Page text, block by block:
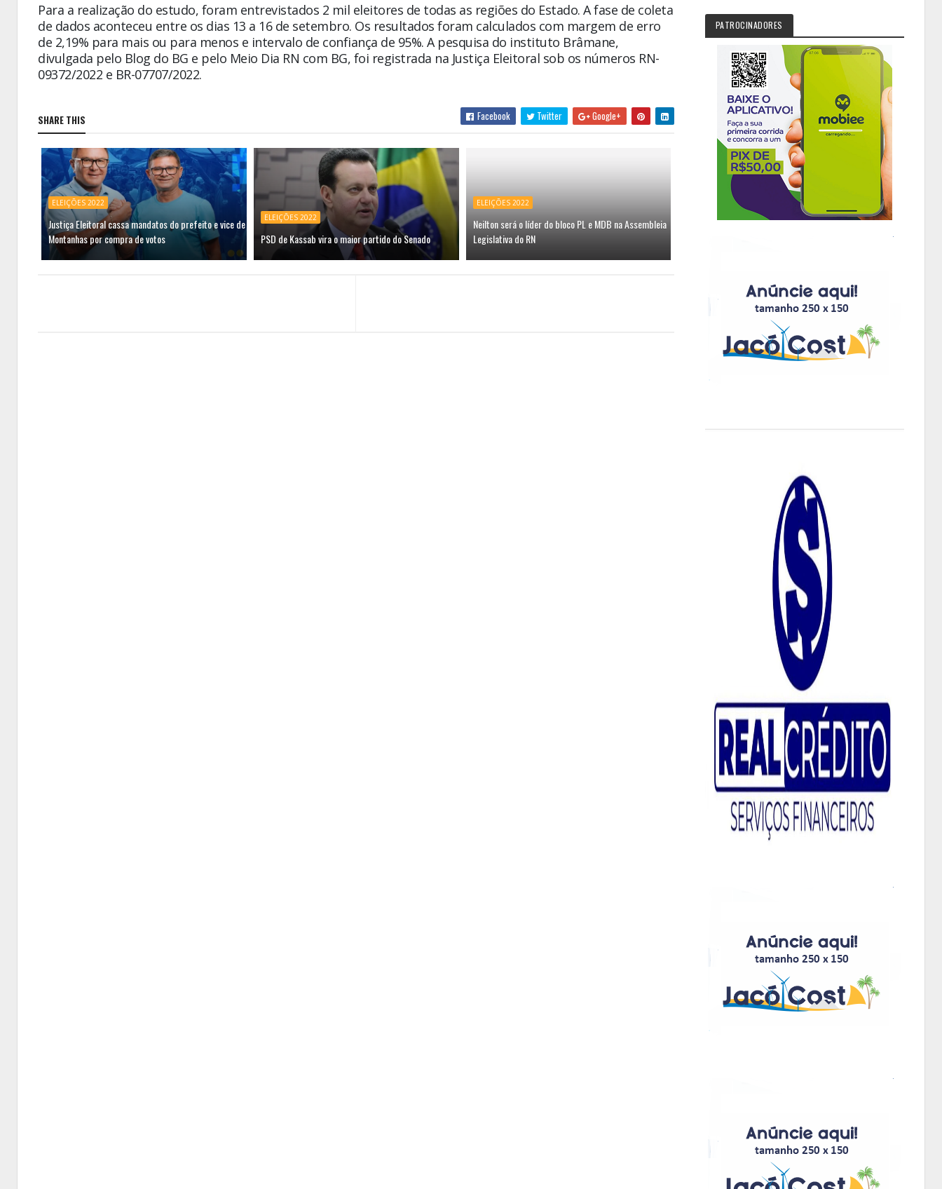
Para a realização do estudo, foram entrevistados 2 mil eleitores de todas as regiões do Estado. A fase de coleta
de dados aconteceu entre os dias 13 a 16 de setembro. Os resultados foram calculados com margem de erro
de 2,19% para mais ou para menos e intervalo de confiança de 95%. A pesquisa do instituto Brâmane,
divulgada pelo Blog do BG e pelo Meio Dia RN com BG, foi registrada na Justiça Eleitoral sob os números RN-
09372/2022 e BR-07707/2022.
SHARE THIS Facebook Twitter Google+
ELEIÇÕES 2022
Justiça Eleitoral cassa mandatos do prefeito e vice de
Montanhas por compra de votos
ELEIÇÕES 2022
PSD de Kassab vira o maior partido do Senado
ELEIÇÕES 2022
Neilton será o líder do bloco PL e MDB na Assembleia
Legislativa do RN
PATROCINADORES